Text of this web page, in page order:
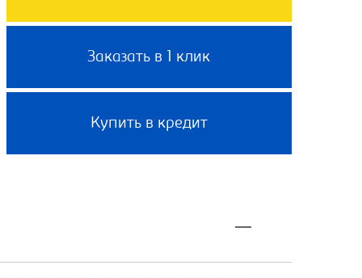
Заказать в 1 клик
Купить в кредит